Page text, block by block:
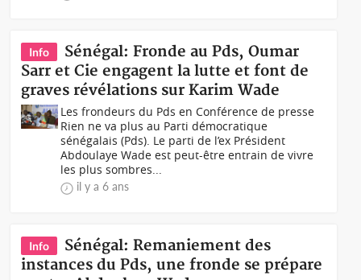
Info
Sénégal: Fronde au Pds, Oumar
Sarr et Cie engagent la lutte et font de
graves révélations sur Karim Wade
Les frondeurs du Pds en Conférence de presse
Rien ne va plus au Parti démocratique
sénégalais (Pds). Le parti de l’ex Président
Abdoulaye Wade est peut-être entrain de vivre
les plus sombres...
il y a 6 ans
Info
Sénégal: Remaniement des
instances du Pds, une fronde se prépare